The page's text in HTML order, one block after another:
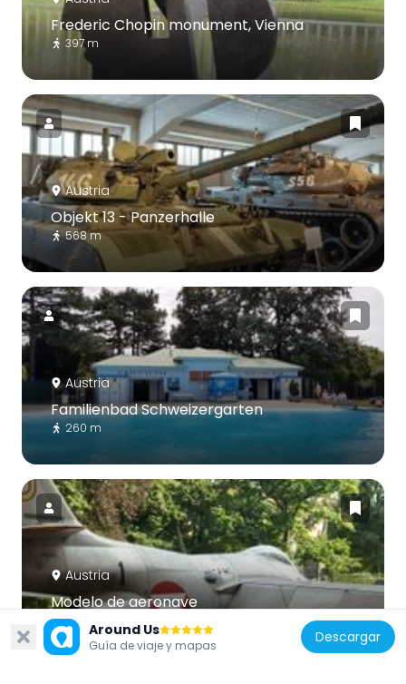
Frederic Chopin monument, Vienna
397 m
Austria
Objekt 13 - Panzerhalle
568 m
Austria
Familienbad Schweizergarten
260 m
Austria
Modelo de aeronave
168 m
Around Us
Guía de viaje y mapas Descargar